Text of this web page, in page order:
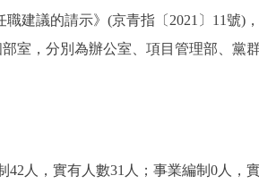
建議的請示》(京青指〔2021〕11號)
室，分別為辦公室、項目管理部、黨
，實有人數31人；事業編制0人，